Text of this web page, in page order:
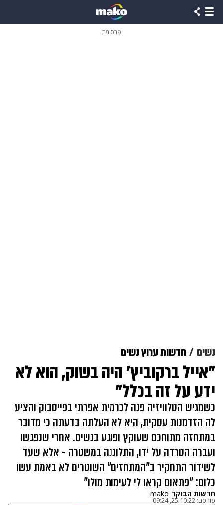
פרסומת
נשים חדשות ערוץ נשים
"אייל ברקוביץ' היה בשוק, הוא לא
ידע על זה בכלל"
כשמגיש הטלוויזיה פנה לכרמית אפרתי בפייסבוק והציע
לה הזדמנות עסקית, היא לא העלתה בדעתה כי מדובר
במתחזה מתוחכם שעוקץ ופוגע בנשים. אחרי שנפגשו
ועברה הטרדה על ידו, התלוננה במשטרה - אלא שעד
לשידור התחקיר ב"המתחזים" השוטרים לא באמת עשו
כלום: "פתאום קראו לי לעימות מולו"
חדשות הבוקר mako
פורסם: 25.10.22, 09:24